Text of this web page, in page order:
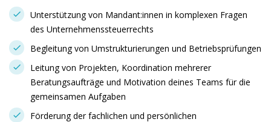
Unterstützung von Mandant:innen in komplexen Fragen
des Unternehmenssteuerrechts
Begleitung von Umstrukturierungen und Betriebsprüfungen
Leitung von Projekten, Koordination mehrerer
Beratungsaufträge und Motivation deines Teams für die
gemeinsamen Aufgaben
Förderung der fachlichen und persönlichen